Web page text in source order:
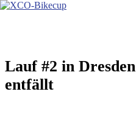
Zum
Lauf #2 in Dresden
entfällt